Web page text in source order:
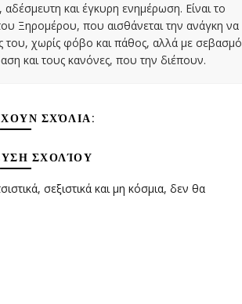
αδέσμευτη και έγκυρη ενημέρωση. Είναι το
Ξηρομέρου, που αισθάνεται την ανάγκη να
του, χωρίς φόβο και πάθος, αλλά με σεβασμό
και τους κανόνες, που την διέπουν.
ΣΧΌΛΙΑ:
ΣΧΟΛΊΟΥ
σεξιστικά και μη κόσμια, δεν θα